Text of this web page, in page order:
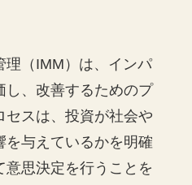
理（IMM）は、インパ
し、改善するためのプ
セスは、投資が社会や
を与えているかを明確
意思決定を行うことを